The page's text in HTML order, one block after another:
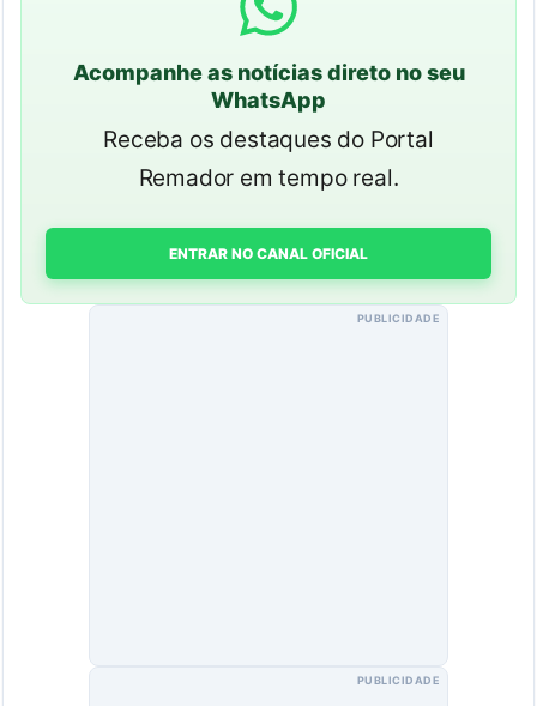
Acompanhe as notícias direto no seu
WhatsApp
Receba os destaques do Portal
Remador em tempo real.
ENTRAR NO CANAL OFICIAL
PUBLICIDADE
PUBLICIDADE